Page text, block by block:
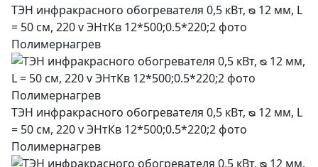
ТЭН инфракрасного обогревателя 0,5 кВт, ᴓ 12 мм, L
= 50 см, 220 v ЭНтКв 12*500;0.5*220;2 фото
Полимернагрев
ТЭН инфракрасного обогревателя 0,5 кВт, ᴓ 12 мм, L
= 50 см, 220 v ЭНтКв 12*500;0.5*220;2 фото
Полимернагрев